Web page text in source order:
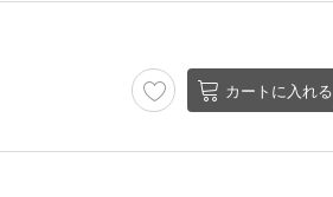
カートに入れる